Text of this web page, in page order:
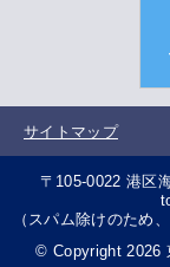
サイトマップ
〒105-0022 港区
（スパム除けのため
© Copyright 2026